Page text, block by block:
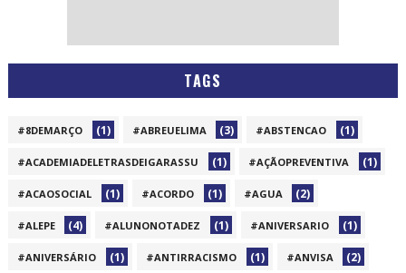
TAGS
#8DEMARÇO (1) #ABREUELIMA (3) #ABSTENCAO (1)
#ACADEMIADELETRASDEIGARASSU (1) #AÇÃOPREVENTIVA (1)
#ACAOSOCIAL (1) #ACORDO (1) #AGUA (2)
#ALEPE (4) #ALUNONOTADEZ (1) #ANIVERSARIO (1)
#ANIVERSÁRIO (1) #ANTIRRACISMO (1) #ANVISA (2)